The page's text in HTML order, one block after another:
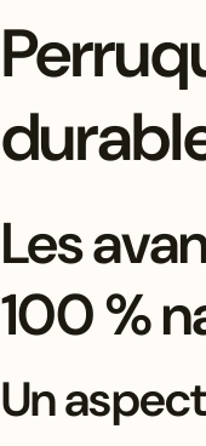
Les
100 %
Un